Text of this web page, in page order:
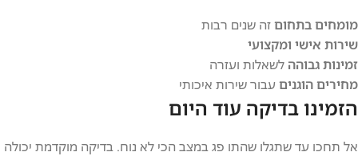
מומחים בתחוםזה שנים רבות
שירות אישי ומקצועי
זמינות גבוהה לשאלות ועזרה
מחירים הוגניםעבור שירות איכותי
הזמינו בדיקה עוד היום
אל תחכו עד שתגלו שהתו פג במצב הכי לא נוח. בדיקה מוקדמת יכולה